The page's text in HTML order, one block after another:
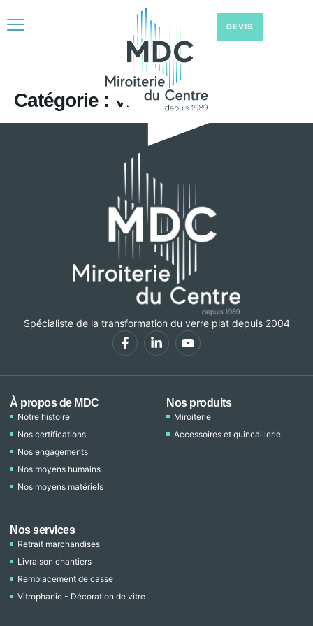
DEVIS
Catégorie : Vitrophanie
Spécialiste de la transformation du verre plat depuis 2004
À propos de MDC
Notre histoire
Nos certifications
Nos engagements
Nos moyens humains
Nos moyens matériels
Nos produits
Miroiterie
Accessoires et quincaillerie
Nos services
Retrait marchandises
Livraison chantiers
Remplacement de casse
Vitrophanie - Décoration de vitre